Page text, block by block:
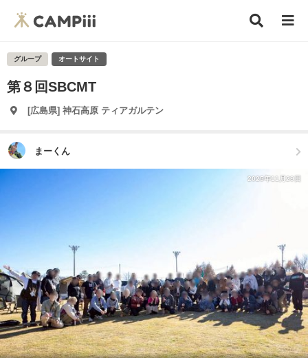
グループ オートサイト
第８回SBCMT
[広島県] 神石高原 ティアガルテン
まーくん
2025年11月29日